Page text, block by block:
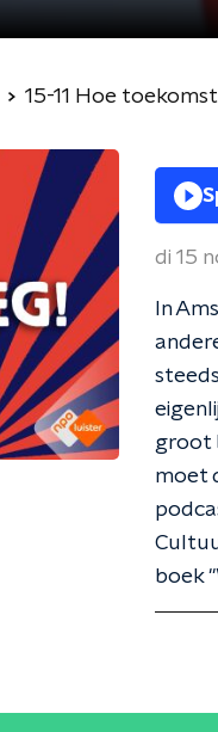
15-11 Hoe
di 15
In
groot
moet
boek